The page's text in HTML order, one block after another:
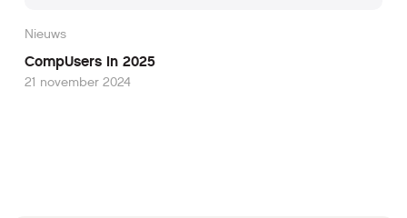
Nieuws
CompUsers in 2025
21 november 2024